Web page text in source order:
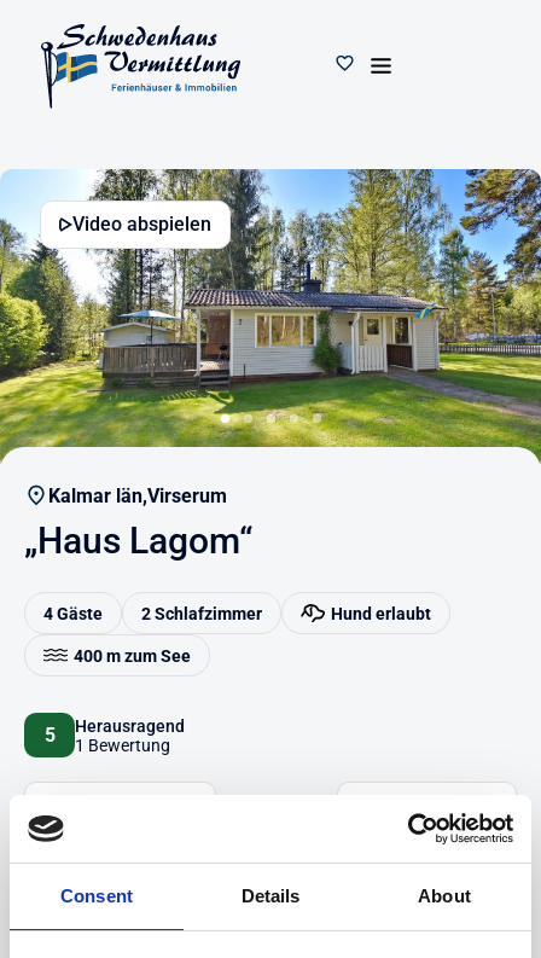
Consent Details About
Video abspielen
Kalmar län,Virserum
„Haus Lagom“
4 Gäste 2 Schlafzimmer Hund erlaubt
400 m zum See
5
Herausragend
1 Bewertung
Beschreibung